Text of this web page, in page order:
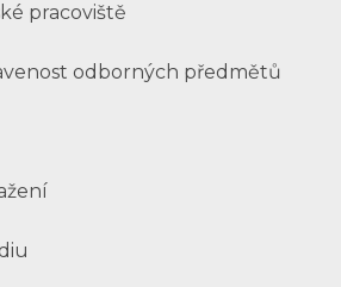
pracoviště
odborných předmětů